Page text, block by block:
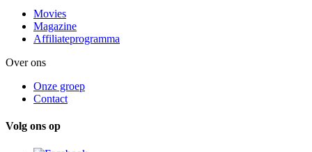
Movies
Magazine
Affiliateprogramma
Over ons
Onze groep
Contact
Volg ons op